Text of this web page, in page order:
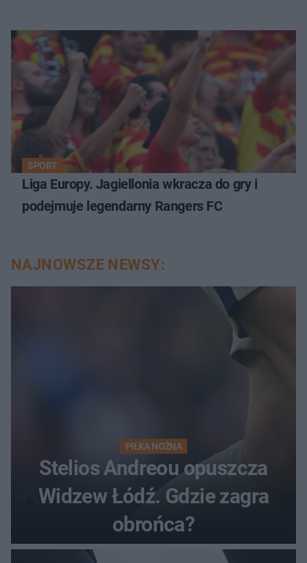
SPORT
Liga Europy. Jagiellonia wkracza do gry i
podejmuje legendarny Rangers FC
NAJNOWSZE NEWSY:
PIŁKA NOŻNA
Stelios Andreou opuszcza
Widzew Łódź. Gdzie zagra
obrońca?